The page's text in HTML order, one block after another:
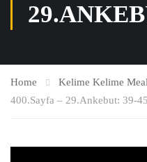
Home
Kelime Kelime Meal
400.Sayfa – 29.Ankebut: 39-45